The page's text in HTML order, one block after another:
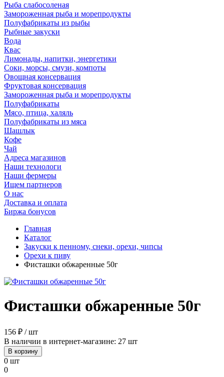
Рыба слабосоленая
Замороженная рыба и морепродукты
Полуфабрикаты из рыбы
Рыбные закуски
Вода
Квас
Лимонады, напитки, энергетики
Соки, морсы, смузи, компоты
Овощная консервация
Фруктовая консервация
Замороженная рыба и морепродукты
Полуфабрикаты
Мясо, птица, халяль
Полуфабрикаты из мяса
Шашлык
Кофе
Чай
Адреса магазинов
Наши технологи
Наши фермеры
Ищем партнеров
О нас
Доставка и оплата
Биржа бонусов
Главная
Каталог
Закуски к пенному, снеки, орехи, чипсы
Орехи к пиву
Фисташки обжаренные 50г
Фисташки обжаренные 50г
156 ₽ / шт
В наличии в интернет-магазине: 27 шт
В корзину
0 шт
0